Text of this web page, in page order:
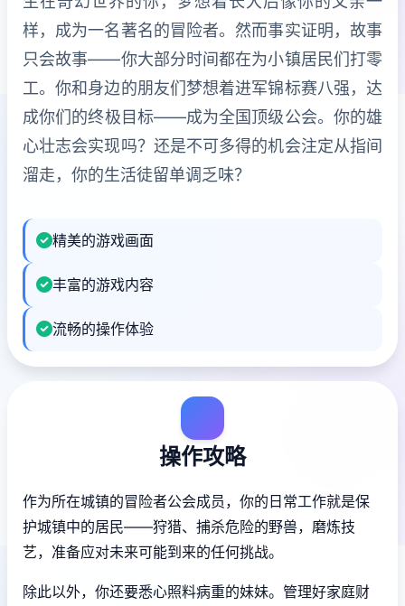
样，成为一名著名的冒险者。然而事实证明，故事
只会故事——你大部分时间都在为小镇居民们打零
工。你和身边的朋友们梦想着进军锦标赛八强，达
成你们的终极目标——成为全国顶级公会。你的雄
心壮志会实现吗？还是不可多得的机会注定从指间
溜走，你的生活徒留单调乏味？
精美的游戏画面
丰富的游戏内容
流畅的操作体验
操作攻略
作为所在城镇的冒险者公会成员，你的日常工作就是保
护城镇中的居民——狩猎、捕杀危险的野兽，磨炼技
艺，准备应对未来可能到来的任何挑战。
除此以外，你还要悉心照料病重的妹妹。管理好家庭财